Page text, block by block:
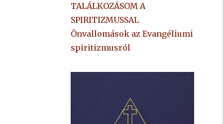
TALÁLKOZÁSOM A
SPIRITIZMUSSAL
Önvallomások az Evangéliumi
spiritizmusról